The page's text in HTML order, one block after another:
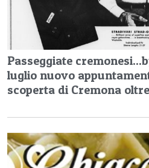
Passeggiate
luglio nuovo
scoperta di Cremona